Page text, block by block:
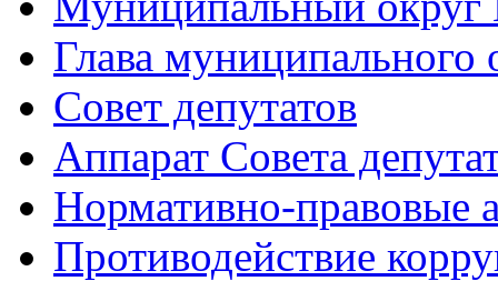
Глава муниципального
Совет депутатов
Аппарат Совета
Нормативно-правовые
Противодействие